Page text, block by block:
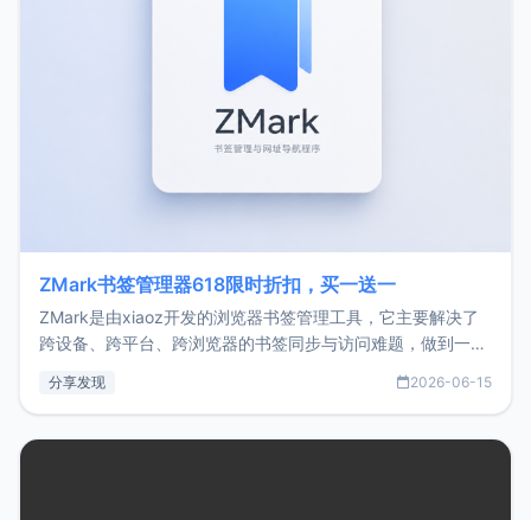
ZMark书签管理器618限时折扣，买一送一
ZMark是由xiaoz开发的浏览器书签管理工具，它主要解决了
跨设备、跨平台、跨浏览器的书签同步与访问难题，做到一处
用，让管理更高效。ZMark官网地址：
分享发现 2026-06-15